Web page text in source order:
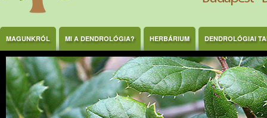
MAGUNKRÓL MI A DENDROLÓGIA? HERBÁRIUM DENDROLÓGIAI